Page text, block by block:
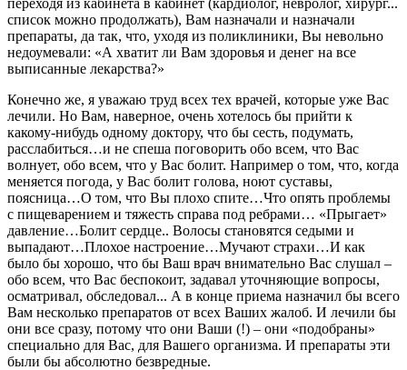
список можно продолжать), Вам назначали и назначали
препараты, да так, что, уходя из поликлиники, Вы невольно
недоумевали: «А хватит ли Вам здоровья и денег на все
выписанные лекарства?»
Конечно же, я уважаю труд всех тех врачей, которые уже Вас
лечили. Но Вам, наверное, очень хотелось бы прийти к
какому-нибудь одному доктору, что бы сесть, подумать,
расслабиться…и не спеша поговорить обо всем, что Вас
волнует, обо всем, что у Вас болит. Например о том, что, когда
меняется погода, у Вас болит голова, ноют суставы,
поясница…О том, что Вы плохо спите…Что опять проблемы
с пищеварением и тяжесть справа под ребрами… «Прыгает»
давление…Болит сердце.. Волосы становятся седыми и
выпадают…Плохое настроение…Мучают страхи…И как
было бы хорошо, что бы Ваш врач внимательно Вас слушал –
обо всем, что Вас беспокоит, задавал уточняющие вопросы,
осматривал, обследовал... А в конце приема назначил бы всего
Вам несколько препаратов от всех Ваших жалоб. И лечили бы
они все сразу, потому что они Ваши (!) – они «подобраны»
специально для Вас, для Вашего организма. И препараты эти
были бы абсолютно безвредные.